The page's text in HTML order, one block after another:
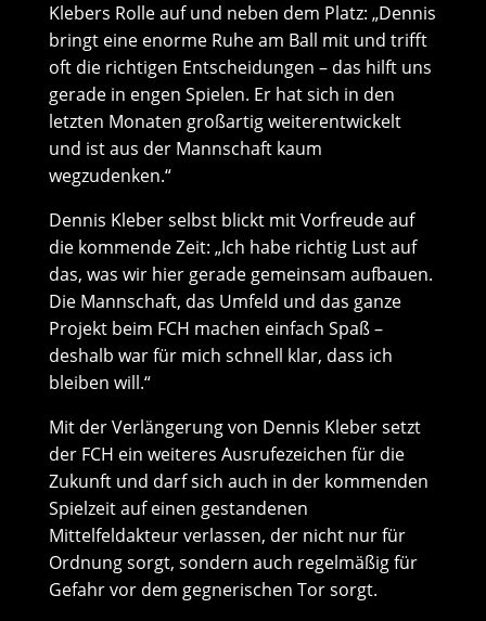
Klebers Rolle auf und neben dem Platz: „Dennis
bringt eine enorme Ruhe am Ball mit und trifft
oft die richtigen Entscheidungen – das hilft uns
gerade in engen Spielen. Er hat sich in den
letzten Monaten großartig weiterentwickelt
und ist aus der Mannschaft kaum
wegzudenken.“
Dennis Kleber selbst blickt mit Vorfreude auf
die kommende Zeit: „Ich habe richtig Lust auf
das, was wir hier gerade gemeinsam aufbauen.
Die Mannschaft, das Umfeld und das ganze
Projekt beim FCH machen einfach Spaß –
deshalb war für mich schnell klar, dass ich
bleiben will.“
Mit der Verlängerung von Dennis Kleber setzt
der FCH ein weiteres Ausrufezeichen für die
Zukunft und darf sich auch in der kommenden
Spielzeit auf einen gestandenen
Mittelfeldakteur verlassen, der nicht nur für
Ordnung sorgt, sondern auch regelmäßig für
Gefahr vor dem gegnerischen Tor sorgt.